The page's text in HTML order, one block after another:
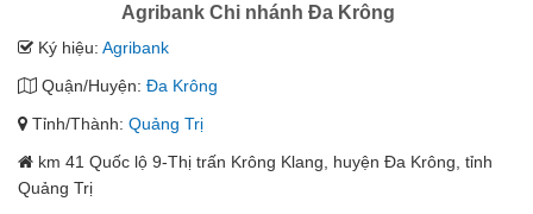
Agribank Chi nhánh Đa Krông
Ký hiệu: Agribank
Quận/Huyện: Đa Krông
Tỉnh/Thành: Quảng Trị
km 41 Quốc lộ 9-Thị trấn Krông Klang, huyện Đa Krông, tỉnh
Quảng Trị